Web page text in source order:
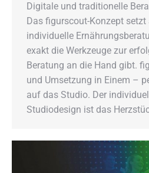
Digitale und traditionelle
Das figurscout-Konzept
individuelle
exakt die Werkzeuge zur
Beratung an die Hand gibt.
und Umsetzung in Einem –
auf das Studio. Der
Studiodesign ist das